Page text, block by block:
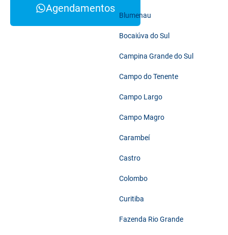
Agendamentos
Blumenau
Bocaiúva do Sul
Campina Grande do Sul
Campo do Tenente
Campo Largo
Campo Magro
Carambeí
Castro
Colombo
Curitiba
Fazenda Rio Grande